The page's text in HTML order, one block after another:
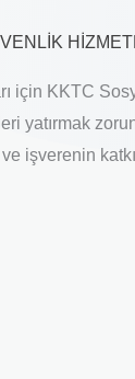
için KKTC
yatırmak
işverenin